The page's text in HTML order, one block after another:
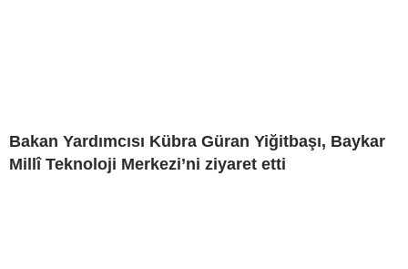
Bakan Yardımcısı Kübra Güran Yiğitbaşı, Baykar
Millî Teknoloji Merkezi’ni ziyaret etti